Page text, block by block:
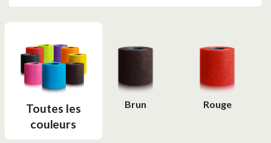
Toutes les
couleurs
Brun Rouge